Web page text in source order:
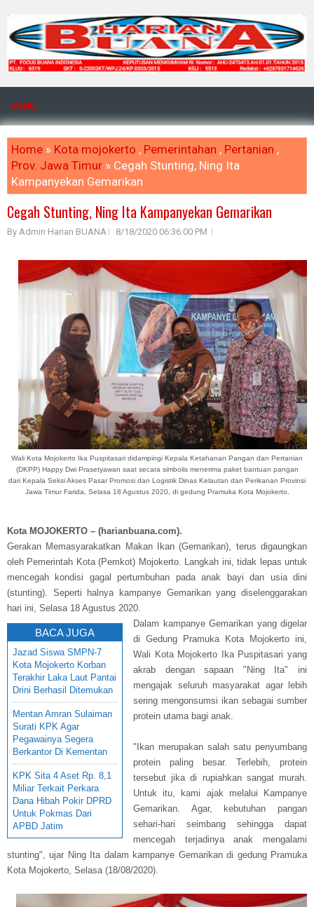
MENU
Home » Kota mojokerto , Pemerintahan , Pertanian ,
Prov. Jawa Timur » Cegah Stunting, Ning Ita
Kampanyekan Gemarikan
Cegah Stunting, Ning Ita Kampanyekan Gemarikan
By Admin Harian BUANA 8/18/2020 06:36:00 PM
Wali Kota Mojokerto Ika Puspitasari didampingi Kepala Ketahanan Pangan dan Pertanian
(DKPP) Happy Dwi Prasetyawan saat secara simbolis menerima paket bantuan pangan
dari Kepala Seksi Akses Pasar Promosi dan Logistik Dinas Kelautan dan Perikanan Provinsi
Jawa Timur Farida, Selasa 18 Agustus 2020, di gedung Pramuka Kota Mojokerto.
Kota MOJOKERTO – (harianbuana.com).
Gerakan Memasyarakatkan Makan Ikan (Gemarikan), terus digaungkan
oleh Pemerintah Kota (Pemkot) Mojokerto. Langkah ini, tidak lepas untuk
mencegah kondisi gagal pertumbuhan pada anak bayi dan usia dini
(stunting). Seperti halnya kampanye Gemarikan yang diselenggarakan
hari ini, Selasa 18 Agustus 2020.
BACA JUGA
Jazad Siswa SMPN-7
Kota Mojokerto Korban
Terakhir Laka Laut Pantai
Drini Berhasil Ditemukan
Mentan Amran Sulaiman
Surati KPK Agar
Pegawainya Segera
Berkantor Di Kementan
KPK Sita 4 Aset Rp. 8,1
Miliar Terkait Perkara
Dana Hibah Pokir DPRD
Untuk Pokmas Dari
APBD Jatim
Dalam kampanye Gemarikan yang digelar
di Gedung Pramuka Kota Mojokerto ini,
Wali Kota Mojokerto Ika Puspitasari yang
akrab dengan sapaan "Ning Ita" ini
mengajak seluruh masyarakat agar lebih
sering mengonsumsi ikan sebagai sumber
protein utama bagi anak.
"Ikan merupakan salah satu penyumbang
protein paling besar. Terlebih, protein
tersebut jika di rupiahkan sangat murah.
Untuk itu, kami ajak melalui Kampanye
Gemarikan. Agar, kebutuhan pangan
sehari-hari seimbang sehingga dapat
mencegah terjadinya anak mengalami
stunting", ujar Ning Ita dalam kampanye Gemarikan di gedung Pramuka
Kota Mojokerto, Selasa (18/08/2020).